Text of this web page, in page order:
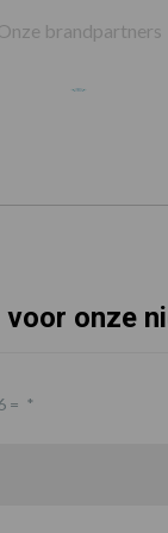
brandpartners
onze
= *